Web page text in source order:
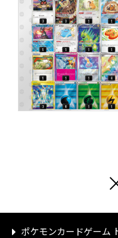
ポケモンカードゲーム